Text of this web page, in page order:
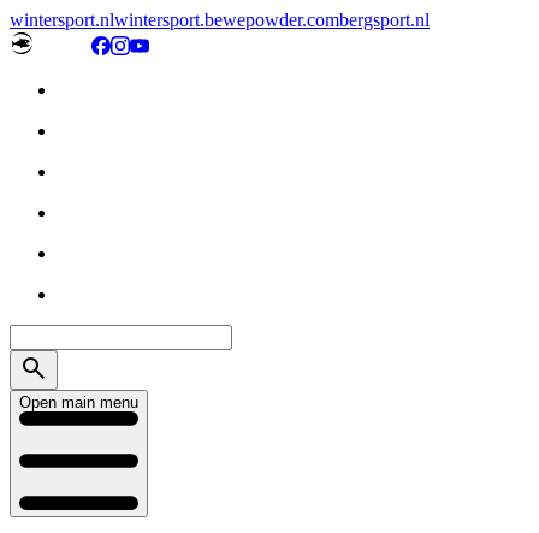
wintersport.nlwintersport.bewepowder.combergsport.nl
Open main menu